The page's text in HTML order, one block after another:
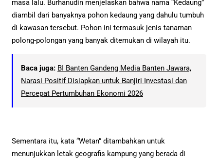
masa lalu. Burhanudin menjelaskan bahwa nama “Kedaung”
diambil dari banyaknya pohon kedaung yang dahulu tumbuh
di kawasan tersebut. Pohon ini termasuk jenis tanaman
polong-polongan yang banyak ditemukan di wilayah itu.
Baca juga: BI Banten Gandeng Media Banten Jawara,
Narasi Positif Disiapkan untuk Banjiri Investasi dan
Percepat Pertumbuhan Ekonomi 2026
Sementara itu, kata “Wetan” ditambahkan untuk
menunjukkan letak geografis kampung yang berada di